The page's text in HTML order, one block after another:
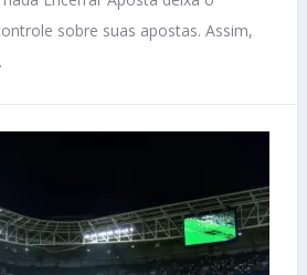
sobre suas apostas. Assim,